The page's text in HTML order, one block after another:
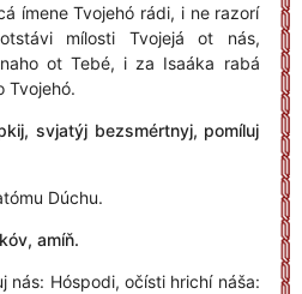
ímene Tvojehó rádi, i ne razorí
mílosti Tvojejá ot nás,
ot Tebé, i za Isaáka rabá
Tvojehó.
svjatýj bezsmértnyj, pomíluj
Dúchu.
amíň.
nás: Hóspodi, očísti hrichí náša: